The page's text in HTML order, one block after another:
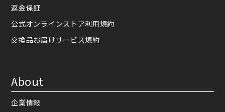
返金保証
公式オンラインストア利用規約
交換品お届けサービス規約
About
企業情報